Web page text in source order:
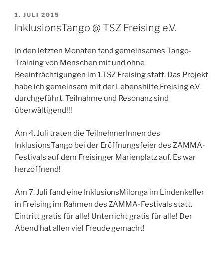
VERÖFFENTLICHT
AM
1. JULI 2015
InklusionsTango @ TSZ Freising e.V.
In den letzten Monaten fand gemeinsames Tango-
Training von Menschen mit und ohne
Beeinträchtigungen im 1.TSZ Freising statt. Das Projekt
habe ich gemeinsam mit der Lebenshilfe Freising e.V.
durchgeführt. Teilnahme und Resonanz sind
überwältigend!!!
Am 4. Juli traten die TeilnehmerInnen des
InklusionsTango bei der Eröffnungsfeier des ZAMMA-
Festivals auf dem Freisinger Marienplatz auf. Es war
herzöffnend!
Am 7. Juli fand eine InklusionsMilonga im Lindenkeller
in Freising im Rahmen des ZAMMA-Festivals statt.
Eintritt gratis für alle! Unterricht gratis für alle! Der
Abend hat allen viel Freude gemacht!